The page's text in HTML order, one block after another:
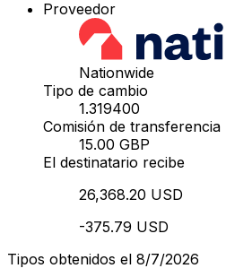
Proveedor
Nationwide
Tipo de cambio
1.319400
Comisión de transferencia
15.00 GBP
El destinatario recibe
26,368.20 USD
-375.79 USD
Tipos obtenidos el 8/7/2026